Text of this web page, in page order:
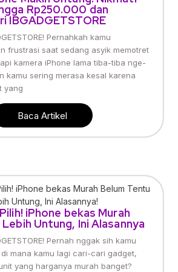
Rp250.000 dan
IBGADGETSTORE
Pernahkah kamu
frustrasi saat sedang asyik memotret
kamera iPhone lama tiba-tiba nge-
kamu sering merasa kesal karena
yang
Baca Artikel
iPhone bekas Murah
Untung, Ini Alasannya
Pernah nggak sih kamu
mana kamu lagi cari-cari gadget,
yang harganya murah banget?